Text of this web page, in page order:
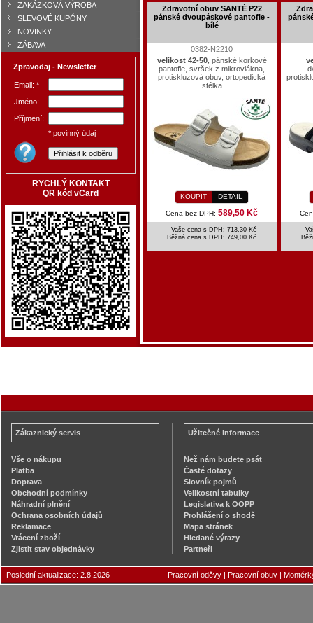
ZAKÁZKOVÁ VÝROBA
SLEVOVÉ KUPÓNY
NOVINKY
ZÁBAVA
Zpravodaj - Newsletter
Email: *
Jméno:
Příjmení:
* povinný údaj
RYCHLÝ KONTAKT
QR kód vCard
Zdravotní obuv SANTÉ P22
pánské dvoupáskové pantofle -
bílé
0382-N2210
velikost 42-50, pánské korkové
pantofle, svršek z mikrovlákna,
protiskluzová obuv, ortopedická
stélka
KOUPIT DETAIL
Cena bez DPH: 589,50 Kč
Vaše cena s DPH: 713,30 Kč
Běžná cena s DPH: 749,00 Kč
Zákaznický servis
Vše o nákupu
Platba
Doprava
Obchodní podmínky
Náhradní plnění
Ochrana osobních údajů
Reklamace
Vrácení zboží
Zjistit stav objednávky
Užitečné informace
Než nám budete psát
Časté dotazy
Slovník pojmů
Velikostní tabulky
Legislativa k OOPP
Prohlášení o shodě
Mapa stránek
Hledané výrazy
Partneři
Poslední aktualizace: 2.8.2026 Pracovní oděvy | Pracovní obuv |